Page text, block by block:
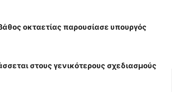
οκταετίας παρουσίασε υπουργός
στους γενικότερους σχεδιασμούς